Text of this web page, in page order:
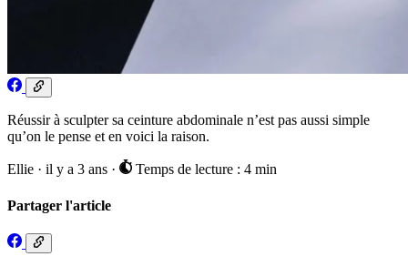
Réussir à sculpter sa ceinture abdominale n’est pas aussi simple
qu’on le pense et en voici la raison.
Ellie · il y a 3 ans · Temps de lecture : 4 min
Partager l'article